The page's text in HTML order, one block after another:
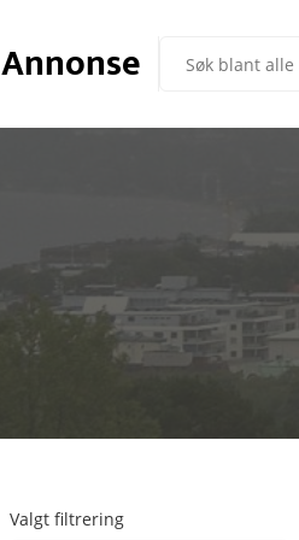
Annonse
Valgt filtrering